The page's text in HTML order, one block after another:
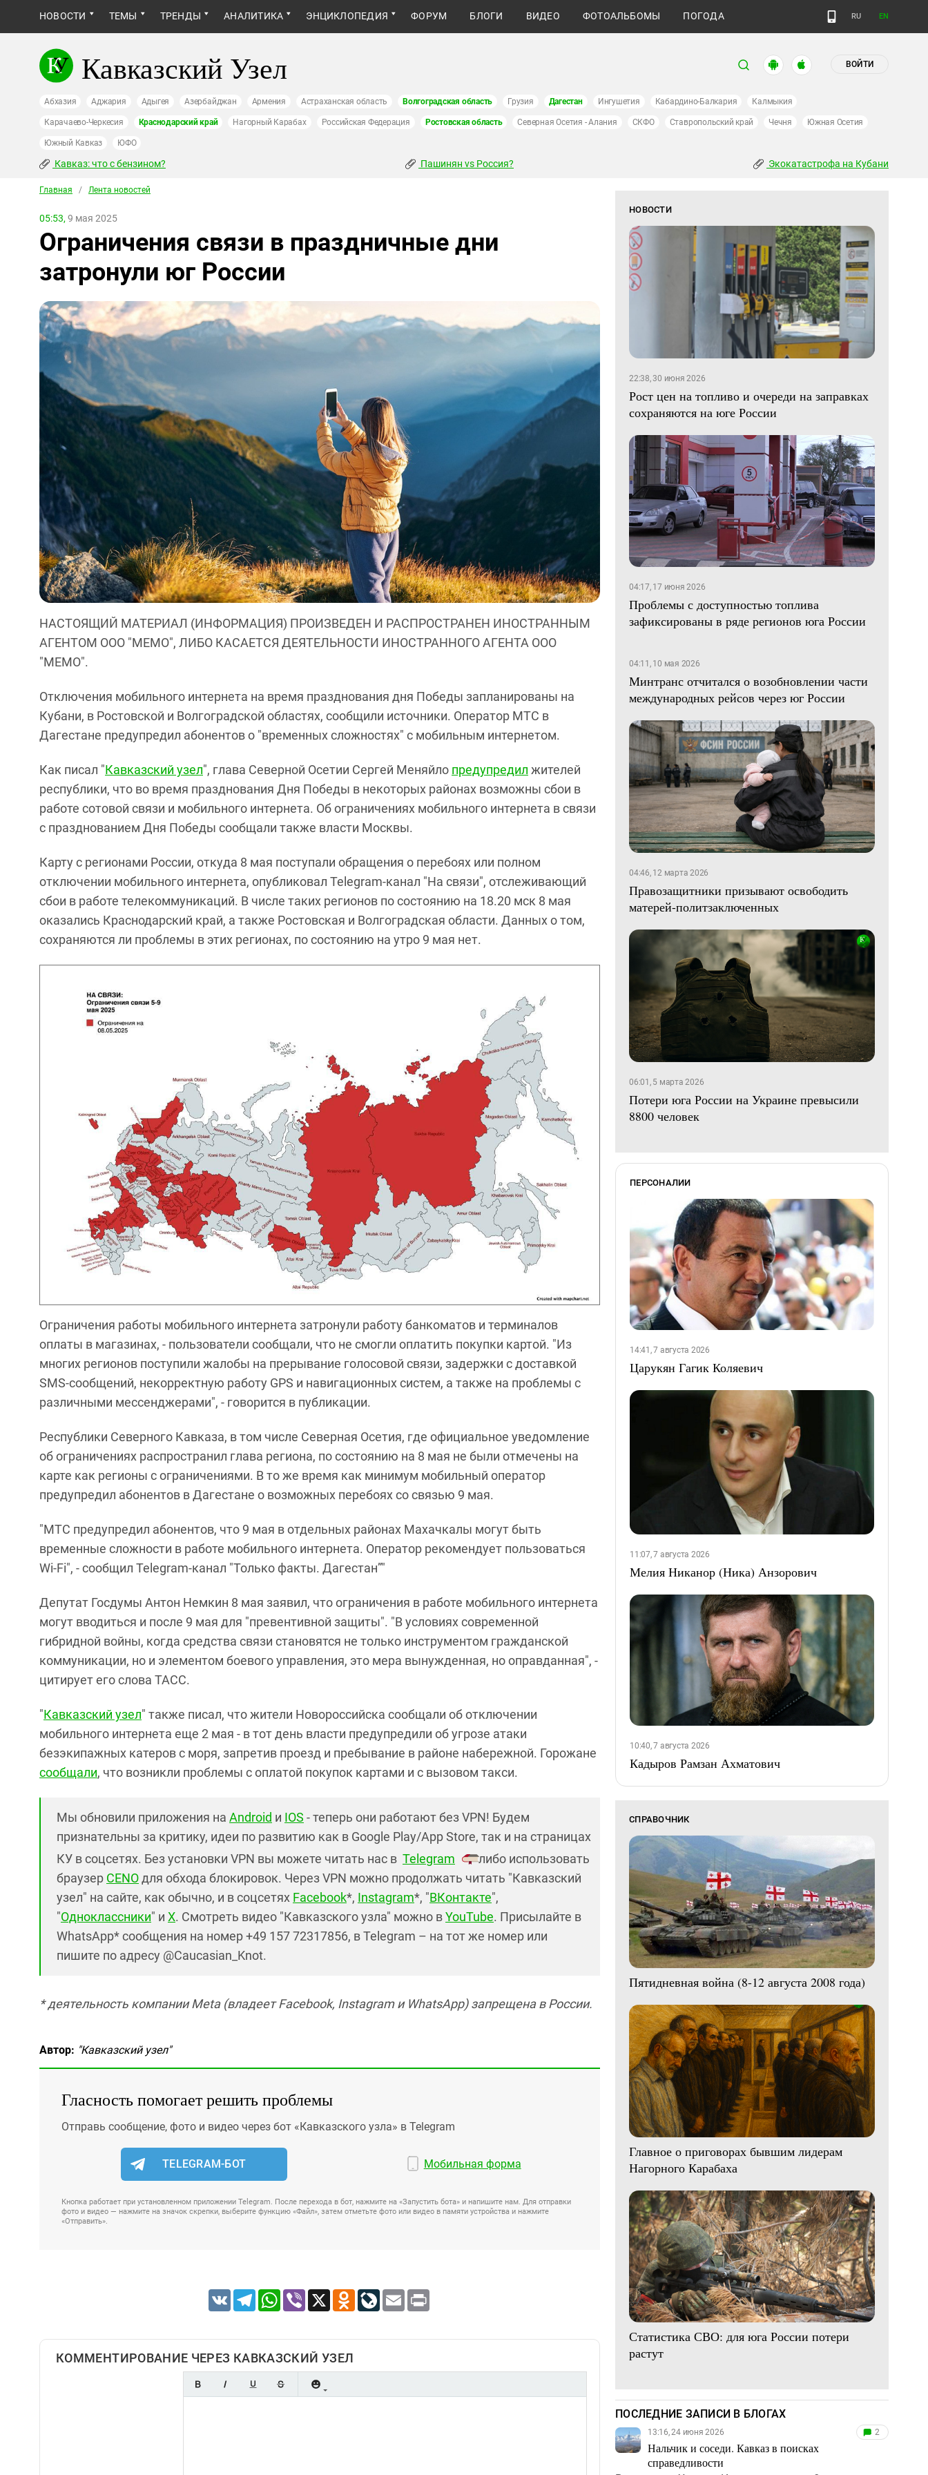
НОВОСТИ ТЕМЫ ТРЕНДЫ АНАЛИТИКА ЭНЦИКЛОПЕДИЯ ФОРУМ БЛОГИ ВИДЕО ФОТОАЛЬБОМЫ ПОГОДА RU EN
Кавказский Узел ВОЙТИ
Абхазия Аджария Адыгея Азербайджан Армения Астраханская область Волгоградская область Грузия Дагестан Ингушетия Кабардино-Балкария Калмыкия
Карачаево-Черкесия Краснодарский край Нагорный Карабах Российская Федерация Ростовская область Северная Осетия - Алания СКФО Ставропольский край Чечня Южная Осетия
Южный Кавказ ЮФО
Кавказ: что с бензином? Пашинян vs Россия? Экокатастрофа на Кубани
Главная / Лента новостей
05:53, 9 мая 2025
Ограничения связи в праздничные дни
затронули юг России
НАСТОЯЩИЙ МАТЕРИАЛ (ИНФОРМАЦИЯ) ПРОИЗВЕДЕН И РАСПРОСТРАНЕН ИНОСТРАННЫМ
АГЕНТОМ ООО "МЕМО", ЛИБО КАСАЕТСЯ ДЕЯТЕЛЬНОСТИ ИНОСТРАННОГО АГЕНТА ООО
"МЕМО".
Отключения мобильного интернета на время празднования дня Победы запланированы на
Кубани, в Ростовской и Волгоградской областях, сообщили источники. Оператор МТС в
Дагестане предупредил абонентов о "временных сложностях" с мобильным интернетом.
Как писал "Кавказский узел", глава Северной Осетии Сергей Меняйло предупредил жителей
республики, что во время празднования Дня Победы в некоторых районах возможны сбои в
работе сотовой связи и мобильного интернета. Об ограничениях мобильного интернета в связи
с празднованием Дня Победы сообщали также власти Москвы.
Карту с регионами России, откуда 8 мая поступали обращения о перебоях или полном
отключении мобильного интернета, опубликовал Telegram-канал "На связи", отслеживающий
сбои в работе телекоммуникаций. В числе таких регионов по состоянию на 18.20 мск 8 мая
оказались Краснодарский край, а также Ростовская и Волгоградская области. Данных о том,
сохраняются ли проблемы в этих регионах, по состоянию на утро 9 мая нет.
Ограничения работы мобильного интернета затронули работу банкоматов и терминалов
оплаты в магазинах, - пользователи сообщали, что не смогли оплатить покупки картой. "Из
многих регионов поступили жалобы на прерывание голосовой связи, задержки с доставкой
SMS-сообщений, некорректную работу GPS и навигационных систем, а также на проблемы с
различными мессенджерами", - говорится в публикации.
Республики Северного Кавказа, в том числе Северная Осетия, где официальное уведомление
об ограничениях распространил глава региона, по состоянию на 8 мая не были отмечены на
карте как регионы с ограничениями. В то же время как минимум мобильный оператор
предупредил абонентов в Дагестане о возможных перебоях со связью 9 мая.
"МТС предупредил абонентов, что 9 мая в отдельных районах Махачкалы могут быть
временные сложности в работе мобильного интернета. Оператор рекомендует пользоваться
Wi-Fi", - сообщил Telegram-канал "Только факты. Дагестан”"
Депутат Госдумы Антон Немкин 8 мая заявил, что ограничения в работе мобильного интернета
могут вводиться и после 9 мая для "превентивной защиты". "В условиях современной
гибридной войны, когда средства связи становятся не только инструментом гражданской
коммуникации, но и элементом боевого управления, это мера вынужденная, но оправданная", -
цитирует его слова ТАСС.
"Кавказский узел" также писал, что жители Новороссийска сообщали об отключении
мобильного интернета еще 2 мая - в тот день власти предупредили об угрозе атаки
безэкипажных катеров с моря, запретив проезд и пребывание в районе набережной. Горожане
сообщали, что возникли проблемы с оплатой покупок картами и с вызовом такси.
Мы обновили приложения на Android и IOS - теперь они работают без VPN! Будем
признательны за критику, идеи по развитию как в Google Play/App Store, так и на страницах
КУ в соцсетях. Без установки VPN вы можете читать нас в Telegram
либо использовать
браузер CENOдля обхода блокировок. Через VPN можно продолжать читать "Кавказский
узел" на сайте, как обычно, и в соцсетях Facebook*, Instagram*, "ВКонтакте",
"Одноклассники" и X. Смотреть видео "Кавказского узла" можно вYouTube. Присылайте в
WhatsApp* сообщения на номер +49 157 72317856, в Telegram – на тот же номер или
пишите по адресу @Caucasian_Knot.
* деятельность компании Meta (владеет Facebook, Instagram и WhatsApp) запрещена в России.
Автор: "Кавказский узел"
Гласность помогает решить проблемы
Отправь сообщение, фото и видео через бот «Кавказского узла» в Telegram
TELEGRAM-БОТ Мобильная форма
Кнопка работает при установленном приложении Telegram. После перехода в бот, нажмите на «Запустить бота» и напишите нам. Для отправки
фото и видео — нажмите на значок скрепки, выберите функцию «Файл», затем отметьте фото или видео в памяти устройства и нажмите
«Отправить».
VK TelegramWhatsApp
Viber X Odnoklassniki
LiveJournal
Email
КОММЕНТИРОВАНИЕ ЧЕРЕЗ КАВКАЗСКИЙ УЗЕЛ
НОВОСТИ
22:38, 30 июня 2026
Рост цен на топливо и очереди на заправках
сохраняются на юге России
04:17, 17 июня 2026
Проблемы с доступностью топлива
зафиксированы в ряде регионов юга России
04:11, 10 мая 2026
Минтранс отчитался о возобновлении части
международных рейсов через юг России
04:46, 12 марта 2026
Правозащитники призывают освободить
матерей-политзаключенных
06:01, 5 марта 2026
Потери юга России на Украине превысили
8800 человек
ПЕРСОНАЛИИ
14:41, 7 августа 2026
Царукян Гагик Коляевич
11:07, 7 августа 2026
Мелия Никанор (Ника) Анзорович
10:40, 7 августа 2026
Кадыров Рамзан Ахматович
СПРАВОЧНИК
Пятидневная война (8-12 августа 2008 года)
Главное о приговорах бывшим лидерам
Нагорного Карабаха
Статистика СВО: для юга России потери
растут
ПОСЛЕДНИЕ ЗАПИСИ В БЛОГАХ
13:16, 24 июня 2026
Нальчик и соседи. Кавказ в поисках
справедливости
2